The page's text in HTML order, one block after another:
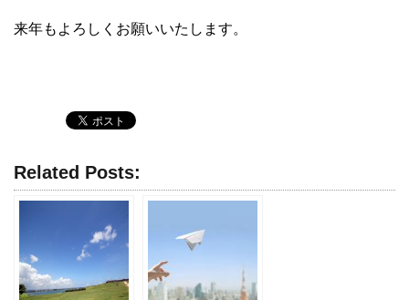
来年もよろしくお願いいたします。
Related Posts: